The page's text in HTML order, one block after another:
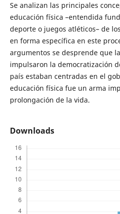
Se analizan las principales
educación física –entendida
deporte o juegos atléticos– de
en forma específica en este
argumentos se desprende que
impulsaron la democratización
país estaban centradas en el
educación física fue un arma
prolongación de la vida.
Downloads